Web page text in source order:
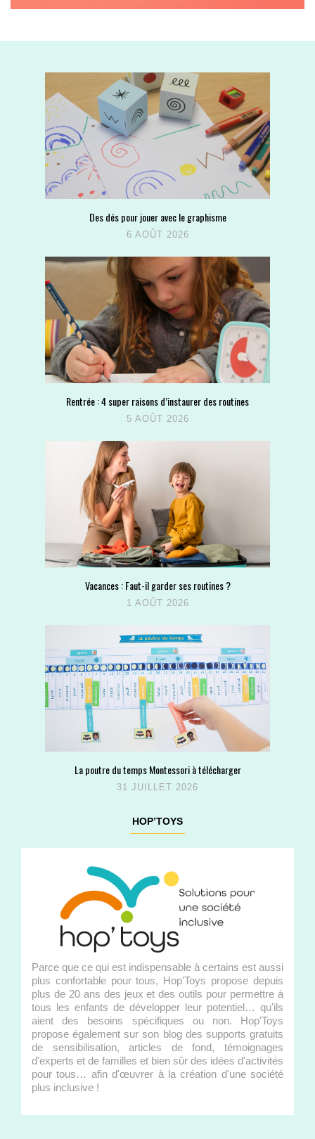
Des dés pour jouer avec le graphisme
6 AOÛT 2026
Rentrée : 4 super raisons d’instaurer des routines
5 AOÛT 2026
Vacances : Faut-il garder ses routines ?
1 AOÛT 2026
La poutre du temps Montessori à télécharger
31 JUILLET 2026
HOP’TOYS
Parce que ce qui est indispensable à certains est aussi
plus confortable pour tous, Hop'Toys propose depuis
plus de 20 ans des jeux et des outils pour permettre à
tous les enfants de développer leur potentiel… qu'ils
aient des besoins spécifiques ou non. Hop'Toys
propose également sur son blog des supports gratuits
de sensibilisation, articles de fond, témoignages
d'experts et de familles et bien sûr des idées d'activités
pour tous… afin d'œuvrer à la création d'une société
plus inclusive !